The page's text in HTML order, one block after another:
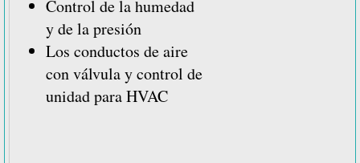
Control de la humedad
y de la presión
Los conductos de aire
con válvula y control de
unidad para HVAC